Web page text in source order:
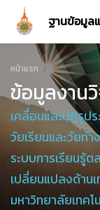
ฐานข้อมูล
หน้าแรก
ข้อมูลงาน
เคลื่อนและปฎิรูป
วัยเรียนและวัยท
ระบบการเรียนรู้
เปลี่ยนแปลงด้าน
มหาวิทยาลัยเทคโ